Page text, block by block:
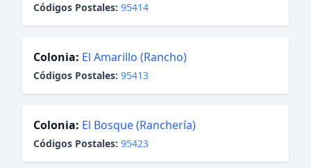
Códigos Postales: 95414
Colonia: El Amarillo (Rancho)
Códigos Postales: 95413
Colonia: El Bosque (Ranchería)
Códigos Postales: 95423